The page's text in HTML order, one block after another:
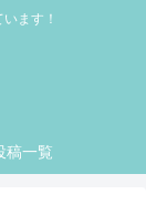
ます！
稿一覧